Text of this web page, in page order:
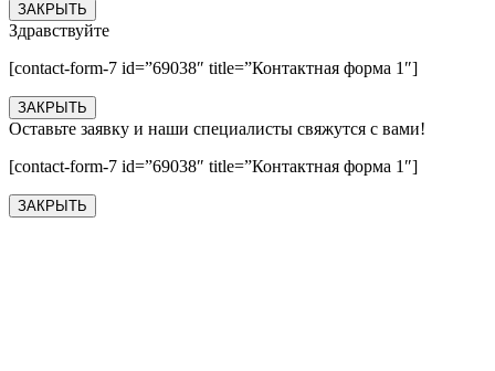
ЗАКРЫТЬ
Здравствуйте
[contact-form-7 id=”69038″ title=”Контактная форма 1″]
ЗАКРЫТЬ
Оставьте заявку и наши специалисты свяжутся с вами!
[contact-form-7 id=”69038″ title=”Контактная форма 1″]
ЗАКРЫТЬ